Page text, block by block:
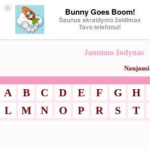
× Bunny Goes Boom!
Šaunus skraidymo žaidimas
Tavo telefonui!
Jaunimo žodynas
Naujausi
A B C D E F G H
L
M N O P R S T